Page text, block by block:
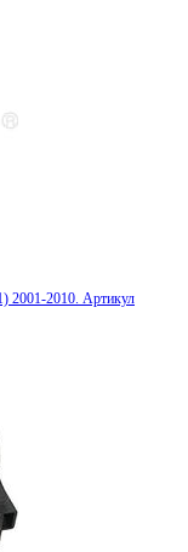
2001-2010. Артикул